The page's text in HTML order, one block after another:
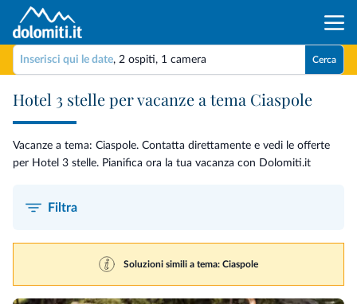
Inserisci qui le date, 2 ospiti, 1 camera Cerca
Hotel 3 stelle per vacanze a tema Ciaspole
Vacanze a tema: Ciaspole. Contatta direttamente e vedi le offerte
per Hotel 3 stelle. Pianifica ora la tua vacanza con Dolomiti.it
Filtra
Soluzioni simili a tema: Ciaspole